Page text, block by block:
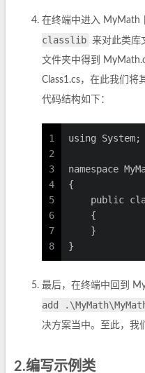
在终端中进入 MyMath
classlib 来对此类库
文件夹中得到
Class1.cs，在此我们将
代码结构如下：
1
2
3
4
5
6
7
8
using System;
namespace
{
public
    {
    }
}
最后，在终端中回到
add
决方案当中。至此，我
2.编写示例类